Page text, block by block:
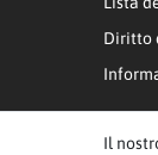
Diritto
Il